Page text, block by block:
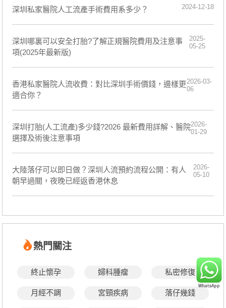
​深圳私家醫院人工流產手術費用系多少？ 2024-12-18
深圳哪裏可以安全打胎?了解正規醫院費用及注意事
項(2025年最新版)
2025-
05-25
香港私家醫院人流收費：對比深圳手術價錢，邊樣更
適合你？
2026-03-
06
深圳打胎(人工流產)多少錢?2026 最新費用詳解、醫院
選擇及術後注意事項
2026-
01-29
大陸落仔可以即日做？深圳人流預約流程公開：有人
朝早過關，夜晚已經返香港休息
2026-
05-10
熱門關注
終止懷孕 婦科腫瘤 私密修復
月經不調 宮頸疾病 落仔幾錢